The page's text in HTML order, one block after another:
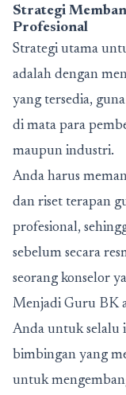
Strategi
Profesional
Strategi utama
adalah dengan
yang tersedia,
di mata para
maupun industri.
Anda harus
dan riset terapan
profesional,
sebelum secara
seorang konselor
Menjadi Guru BK
Anda untuk selalu
bimbingan yang
untuk